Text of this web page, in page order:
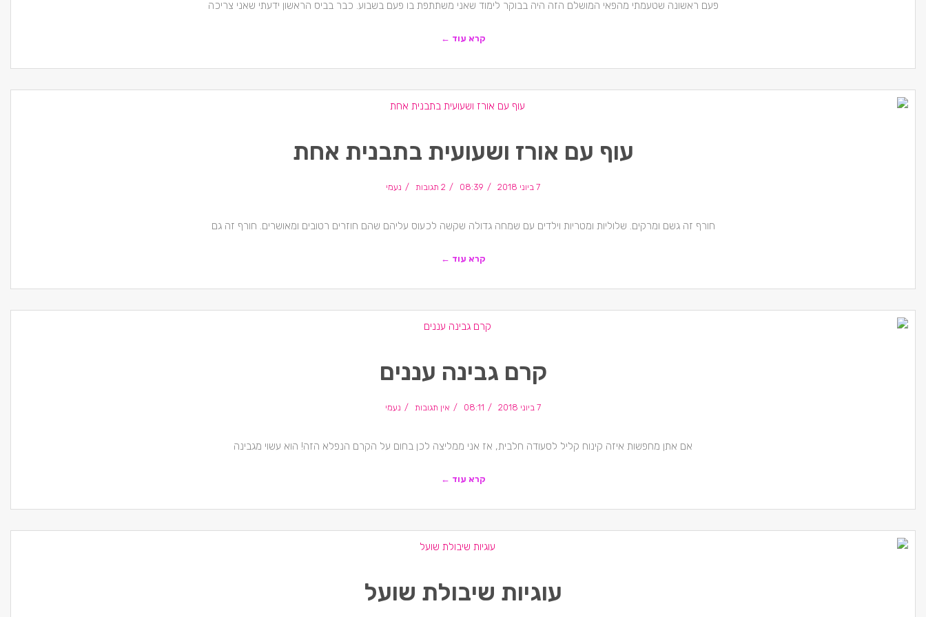
פעם ראשונה שטעמתי מהפאי המושלם הזה היה בבוקר לימוד שאני משתתפת בו פעם בשבוע. כבר בביס הראשון ידעתי שאני צריכה
קרא עוד ←
עוף עם אורז ושעועית בתבנית אחת
7 ביוני 2018 08:39 2 תגובות נעמי
חורף זה גשם ומרקים. שלוליות ומטריות וילדים עם שמחה גדולה שקשה לכעוס עליהם שהם חוזרים רטובים ומאושרים. חורף זה גם
קרא עוד ←
קרם גבינה עננים
7 ביוני 2018 08:11 אין תגובות נעמי
אם אתן מחפשות איזה קינוח קליל לסעודה חלבית, אז אני ממליצה לכן בחום על הקרם הנפלא הזה! הוא עשוי מגבינה
קרא עוד ←
עוגיות שיבולת שועל